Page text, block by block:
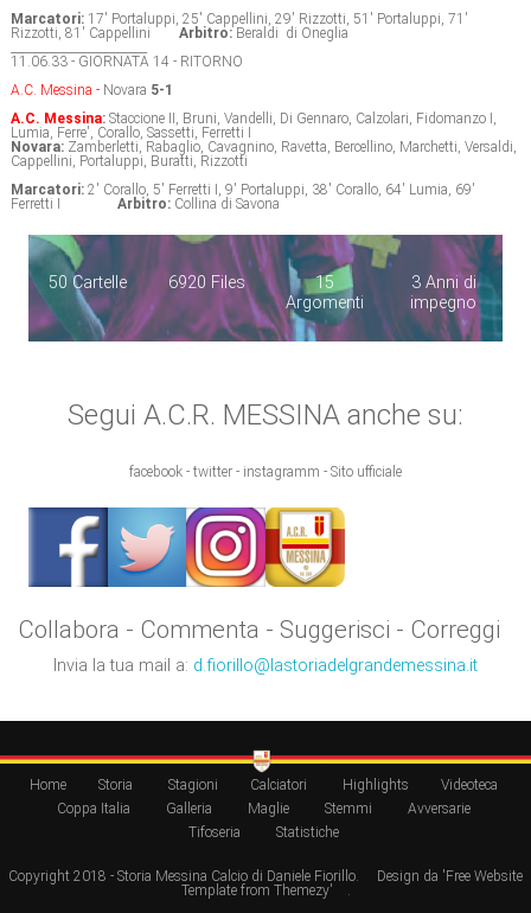
Marcatori: 17' Portaluppi, 25' Cappellini, 29' Rizzotti, 51' Portaluppi, 71'
Rizzotti, 81' Cappellini
Arbitro: Beraldi di Oneglia
11.06.33 - GIORNATA 14 - RITORNO
A.C. Messina - Novara 5-1
A.C. Messina: Staccione II, Bruni, Vandelli, Di Gennaro, Calzolari, Fidomanzo I,
Lumia, Ferre', Corallo, Sassetti, Ferretti I
Novara: Zamberletti, Rabaglio, Cavagnino, Ravetta, Bercellino, Marchetti, Versaldi,
Cappellini, Portaluppi, Buratti, Rizzotti
Marcatori: 2' Corallo, 5' Ferretti I, 9' Portaluppi, 38' Corallo, 64' Lumia, 69'
Ferretti I
Arbitro: Collina di Savona
50 Cartelle 6920 Files
15
Argomenti
3 Anni di
impegno
Segui A.C.R. MESSINA anche su:
facebook - twitter - instagramm - Sito ufficiale
Collabora - Commenta - Suggerisci - Correggi
Invia la tua mail a: d.fiorillo@lastoriadelgrandemessina.it
Home Storia Stagioni Calciatori Highlights
Videoteca
Coppa Italia
Galleria Maglie Stemmi
Avversarie
Tifoseria
Statistiche
Copyright 2018 - Storia Messina Calcio di Daniele Fiorillo.
Design da 'Free Website
Template from Themezy'